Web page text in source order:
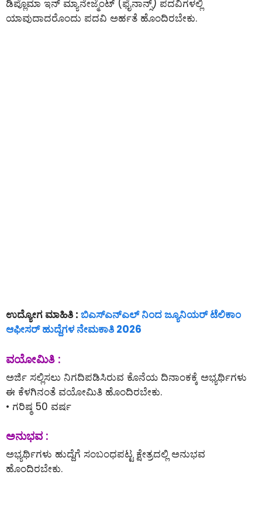
ಡಿಪ್ಲೊಮಾ ಇನ್ ಮ್ಯಾನೇಜ್ಮೆಂಟ್ (ಫೈನಾನ್ಸ್) ಪದವಿಗಳಲ್ಲಿ
ಯಾವುದಾದರೊಂದು ಪದವಿ ಅರ್ಹತೆ ಹೊಂದಿರಬೇಕು.
ಉದ್ಯೋಗ ಮಾಹಿತಿ : ಬಿಎಸ್ಎನ್ಎಲ್ ನಿಂದ ಜ್ಯೂನಿಯರ್ ಟೆಲಿಕಾಂ
ಆಫೀಸರ್ ಹುದ್ದೆಗಳ ನೇಮಕಾತಿ 2026
ವಯೋಮಿತಿ :
ಅರ್ಜಿ ಸಲ್ಲಿಸಲು ನಿಗದಿಪಡಿಸಿರುವ ಕೊನೆಯ ದಿನಾಂಕಕ್ಕೆ ಅಭ್ಯರ್ಥಿಗಳು
ಈ ಕೆಳಗಿನಂತೆ ವಯೋಮಿತಿ ಹೊಂದಿರಬೇಕು.
• ಗರಿಷ್ಠ 50 ವರ್ಷ
ಅನುಭವ :
ಅಭ್ಯರ್ಥಿಗಳು ಹುದ್ದೆಗೆ ಸಂಬಂಧಪಟ್ಟ ಕ್ಷೇತ್ರದಲ್ಲಿ ಅನುಭವ
ಹೊಂದಿರಬೇಕು.